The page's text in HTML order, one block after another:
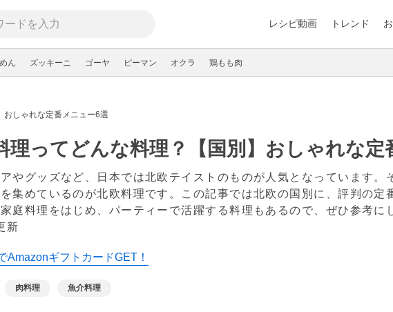
レシピ動画 トレンド
ん ズッキーニ ゴーヤ ピーマン オクラ 鶏もも肉
おしゃれな定番メニュー6選
理ってどんな料理？【国別】おしゃれな定
やグッズなど、日本では北欧テイストのものが人気となっています。
集めているのが北欧料理です。この記事では北欧の国別に、評判の定
庭料理をはじめ、パーティーで活躍する料理もあるので、ぜひ参考に
新
AmazonギフトカードGET！
肉料理 魚介料理